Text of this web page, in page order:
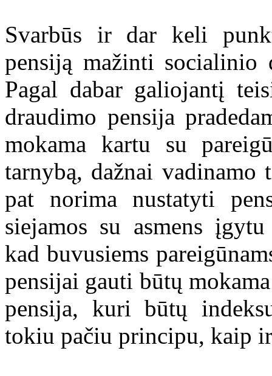
Svarbūs ir dar keli
pensiją mažinti socialinio
Pagal dabar galiojantį
draudimo pensija
mokama kartu su
tarnybą, dažnai vadinamo
pat norima nustatyti
siejamos su asmens
kad buvusiems
pensijai gauti būtų
pensija, kuri būtų
tokiu pačiu principu, kaip